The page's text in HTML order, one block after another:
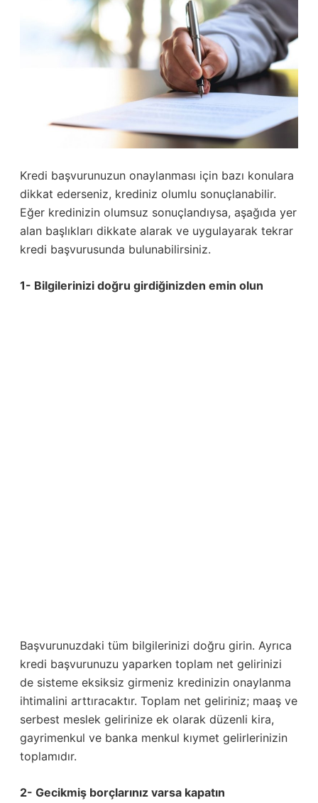
Kredi başvurunuzun onaylanması için bazı konulara
dikkat ederseniz, krediniz olumlu sonuçlanabilir.
Eğer kredinizin olumsuz sonuçlandıysa, aşağıda yer
alan başlıkları dikkate alarak ve uygulayarak tekrar
kredi başvurusunda bulunabilirsiniz.
1- Bilgilerinizi doğru girdiğinizden emin olun
Başvurunuzdaki tüm bilgilerinizi doğru girin. Ayrıca
kredi başvurunuzu yaparken toplam net gelirinizi
de sisteme eksiksiz girmeniz kredinizin onaylanma
ihtimalini arttıracaktır. Toplam net geliriniz; maaş ve
serbest meslek gelirinize ek olarak düzenli kira,
gayrimenkul ve banka menkul kıymet gelirlerinizin
toplamıdır.
2- Gecikmiş borçlarınız varsa kapatın